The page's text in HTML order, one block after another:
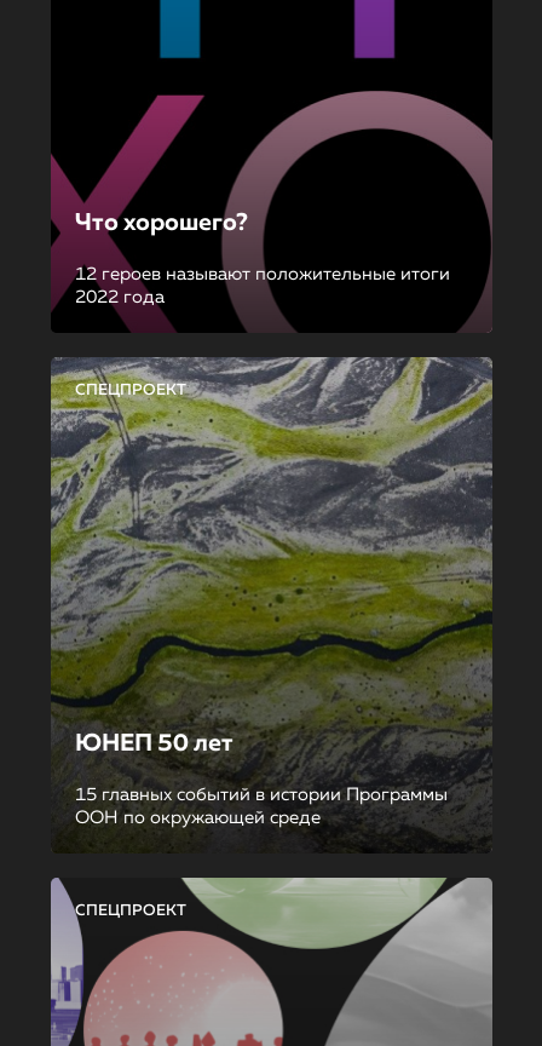
Что хорошего?
12 героев называют положительные итоги
2022 года
СПЕЦПРОЕКТ
ЮНЕП 50 лет
15 главных событий в истории Программы
ООН по окружающей среде
СПЕЦПРОЕКТ